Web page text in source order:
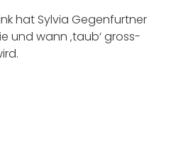
hat Sylvia Gegenfurtner
und wann ‚taub‘ gross-